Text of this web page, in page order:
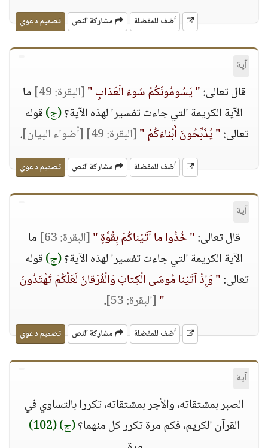
أضف للمفضلة مشاركة النص تصميم دعوي
آية
قال تعالى:" يَسُومُونَكُمْ سُوءَ الْعَذابِ "[البقرة: 49]
ما
الآية الكريمة التي جاءت تفسيرا لهذه الآية؟(ج)قوله
تعالى:" يُذَبِّحُونَ أَبْناءَكُمْ "[البقرة: 49] [أضواء البيان].
أضف للمفضلة مشاركة النص تصميم دعوي
آية
قال تعالى:" خُذُوا ما آتَيْناكُمْ بِقُوَّةٍ "[البقرة: 63]
ما
الآية الكريمة التي جاءت تفسيرا لهذه الآية؟(ج)قوله
تعالى:" وَإِذْ آتَيْنا مُوسَى الْكِتابَ وَالْفُرْقانَ لَعَلَّكُمْ تَهْتَدُونَ
"[البقرة: 53] .
أضف للمفضلة مشاركة النص تصميم دعوي
آية
الصبر بمشتقاته، والأجر بمشتقاته، تكررا بالتساوي في
القرآن الكريم، فكم مرة تكرر كل منهما؟(ج)(102)